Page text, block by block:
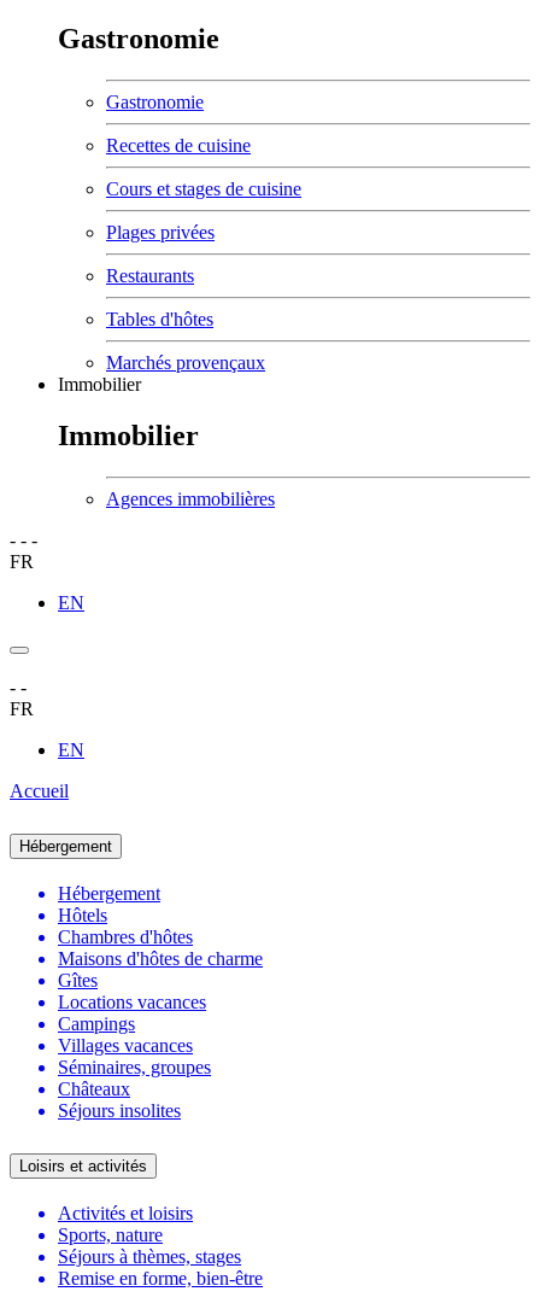
Gastronomie
Gastronomie
Recettes de cuisine
Cours et stages de cuisine
Plages privées
Restaurants
Tables d'hôtes
Marchés provençaux
Immobilier
Immobilier
Agences immobilières
- - -
FR
EN
- -
FR
EN
Accueil
Hébergement
Hébergement
Hôtels
Chambres d'hôtes
Maisons d'hôtes de charme
Gîtes
Locations vacances
Campings
Villages vacances
Séminaires, groupes
Châteaux
Séjours insolites
Loisirs et activités
Activités et loisirs
Sports, nature
Séjours à thèmes, stages
Remise en forme, bien-être